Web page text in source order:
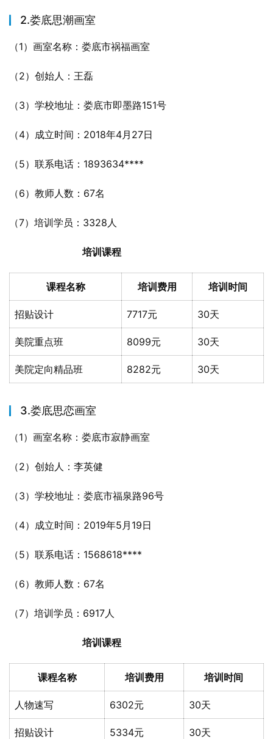
2.娄底思潮画室
（1）画室名称：娄底市祸福画室
（2）创始人：王磊
（3）学校地址：娄底市即墨路151号
（4）成立时间：2018年4月27日
（5）联系电话：1893634****
（6）教师人数：67名
（7）培训学员：3328人
培训课程
课程名称 培训费用 培训时间
招贴设计 7717元 30天
美院重点班 8099元 30天
美院定向精品班 8282元 30天
3.娄底思恋画室
（1）画室名称：娄底市寂静画室
（2）创始人：李英健
（3）学校地址：娄底市福泉路96号
（4）成立时间：2019年5月19日
（5）联系电话：1568618****
（6）教师人数：67名
（7）培训学员：6917人
培训课程
课程名称 培训费用 培训时间
人物速写 6302元 30天
招贴设计 5334元 30天